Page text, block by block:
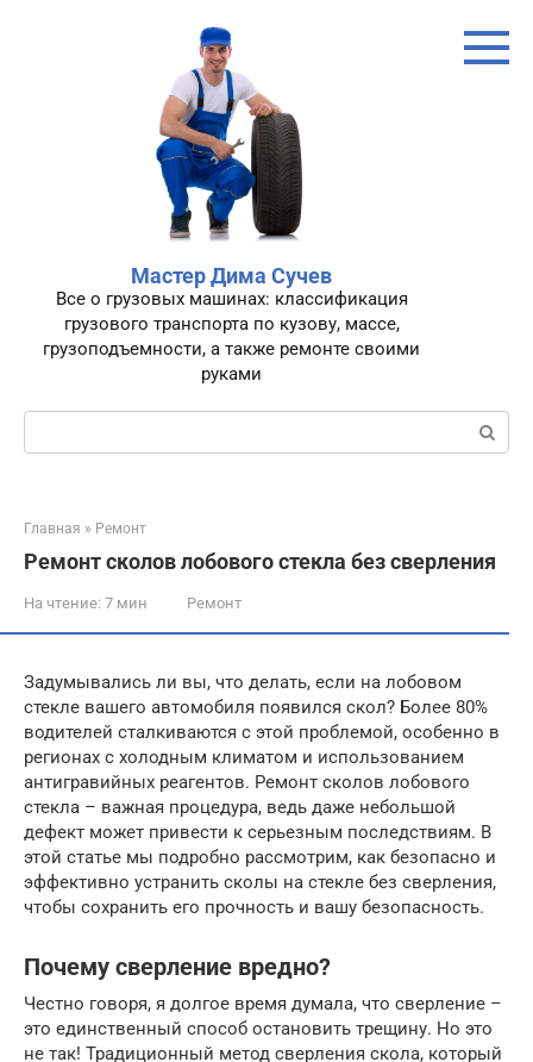
Мастер Дима Сучев
Все о грузовых машинах: классификация
грузового транспорта по кузову, массе,
грузоподъемности, а также ремонте своими
руками
Поиск:
Главная » Ремонт
Ремонт сколов лобового стекла без сверления
На чтение: 7 мин Ремонт
Задумывались ли вы, что делать, если на лобовом
стекле вашего автомобиля появился скол? Более 80%
водителей сталкиваются с этой проблемой, особенно в
регионах с холодным климатом и использованием
антигравийных реагентов. Ремонт сколов лобового
стекла – важная процедура, ведь даже небольшой
дефект может привести к серьезным последствиям. В
этой статье мы подробно рассмотрим, как безопасно и
эффективно устранить сколы на стекле без сверления,
чтобы сохранить его прочность и вашу безопасность.
Почему сверление вредно?
Честно говоря, я долгое время думала, что сверление –
это единственный способ остановить трещину. Но это
не так! Традиционный метод сверления скола, который